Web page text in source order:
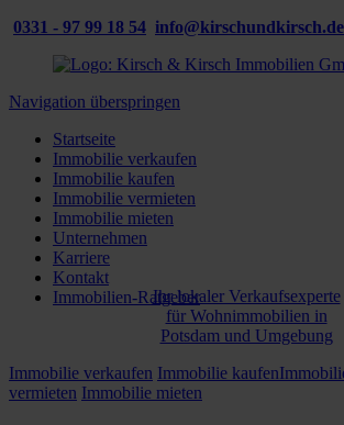
0331 - 97 99 18 54 info@kirschundkirsch.de
Navigation überspringen
Startseite
Immobilie verkaufen
Immobilie kaufen
Immobilie vermieten
Immobilie mieten
Unternehmen
Karriere
Kontakt
Immobilien-RatgeberIhr lokaler Verkaufsexperte
für Wohnimmobilien in
Potsdam und Umgebung
Immobilie verkaufen Immobilie kaufen
vermieten Immobilie mieten